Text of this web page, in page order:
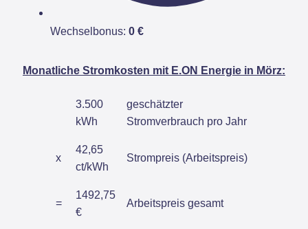
Wechselbonus: 0 €
Monatliche Stromkosten mit E.ON Energie in Mörz:
3.500
kWh
geschätzter
Stromverbrauch pro Jahr
x
42,65
ct/kWh
Strompreis (Arbeitspreis)
=
1492,75
€
Arbeitspreis gesamt